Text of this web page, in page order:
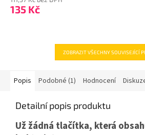
je
135 Kč
ZOBRAZIT VŠECHNY SOUVISEJÍCÍ
Popis Podobné (1) Hodnocení
Detailní popis produktu
Už žádná tlačítka, která